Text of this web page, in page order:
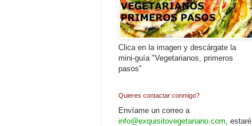
Clica en la imagen y descárgate la
mini-guía "Vegetarianos, primeros
pasos"
Quieres contactar conmigo?
Envíame un correo a
info@exquisitovegetariano.com , estaré